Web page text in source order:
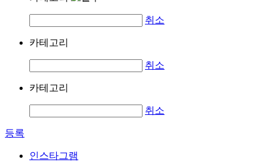
취소
카테고리
취소
카테고리
취소
등록
인스타그램